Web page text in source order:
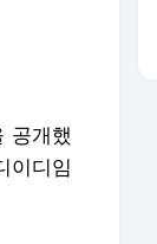
공개했
이디임